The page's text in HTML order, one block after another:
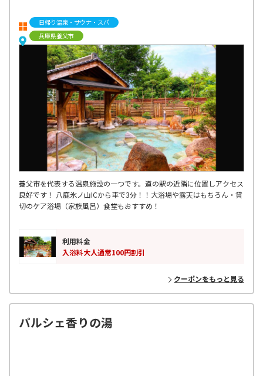
日帰り温泉・サウナ・スパ
兵庫県養父市
養父市を代表する温泉施設の一つです。道の駅の近隣に位置しアクセス
良好です！ 八鹿氷ノ山ICから車で3分！！大浴場や露天はもちろん・貸
切のケア浴場（家族風呂）食堂もおすすめ！
利用料金
入浴料大人通常100円割引
クーポンをもっと見る
パルシェ香りの湯